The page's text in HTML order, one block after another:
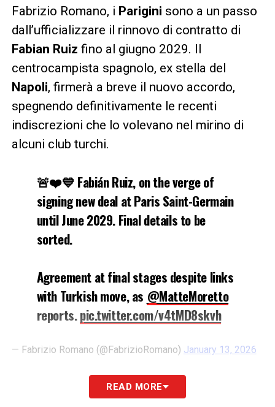
Fabrizio Romano, i Parigini sono a un passo
dall’ufficializzare il rinnovo di contratto di
Fabian Ruiz fino al giugno 2029. Il
centrocampista spagnolo, ex stella del
Napoli, firmerà a breve il nuovo accordo,
spegnendo definitivamente le recenti
indiscrezioni che lo volevano nel mirino di
alcuni club turchi.
🚨❤️💙 Fabián Ruiz, on the verge of
signing new deal at Paris Saint-Germain
until June 2029. Final details to be
sorted.
Agreement at final stages despite links
with Turkish move, as @MatteMoretto
reports.pic.twitter.com/v4tMD8skvh
— Fabrizio Romano (@FabrizioRomano) January 13, 2026
– «Fabián Ruiz sta per rinnovare
il suo contratto con il Paris Saint-Germain
READ MORE